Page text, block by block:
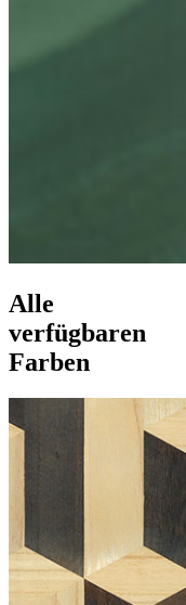
Alle
verfügbaren
Farben